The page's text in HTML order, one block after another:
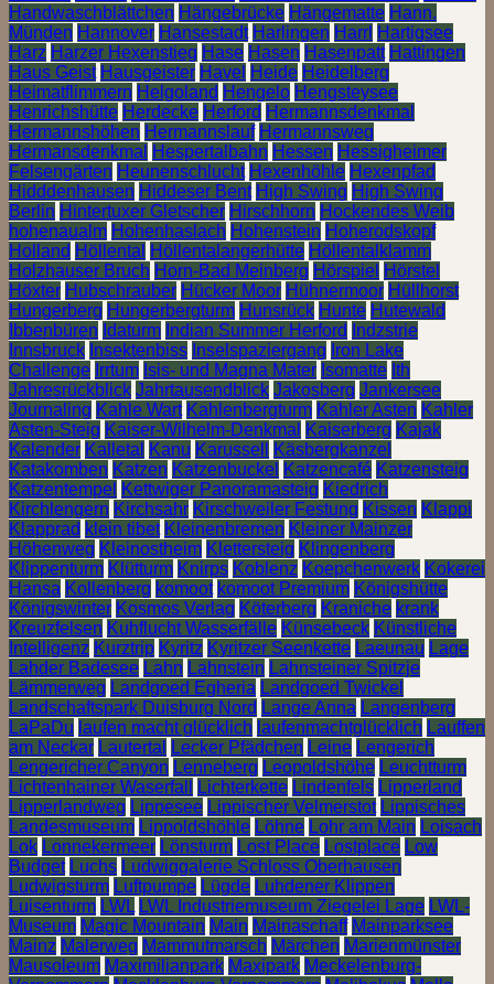
Handwaschblättchen Hängebrücke Hängematte Hann.
Münden Hannover Hansestadt Harlingen Harrl Hartigsee
Harz Harzer Hexenstieg Hase Hasen Hasenpatt Hattingen
Haus Geist Hausgeister Havel Heide Heidelberg
Heimatflimmern Helgoland Hengelo Hengsteysee
Henrichshütte Herdecke Herford Hermannsdenkmal
Hermannshöhen Hermannslauf Hermannsweg
Hermansdenkmal
Hespertalbahn Hessen Hessigheimer
Felsengärten Heunenschlucht Hexenhöhle Hexenpfad
Hidddenhausen Hiddeser Bent High Swing High Swing
Berlin Hintertuxer Gletscher Hirschhorn Hockendes Weib
hohenaualm Hohenhaslach Hohenstein Hoherodskopf
Holland Höllental Höllentalangerhütte Höllentalklamm
Holzhauser Bruch Horn-Bad Meinberg Hörspiel Hörstel
Höxter Hubschrauber Hücker Moor Hühnermoor Hüllhorst
Hungerberg Hungerbergturm Hunsrück Hunte Hutewald
Ibbenbüren Idaturm Indian Summer Herford
Indzstrie
Innsbruck Insektenbiss Inselspaziergang Iron Lake
Challenge Irrtum Isis- und Magna Mater Isomatte Ith
Jahresrückblick Jahrtausendblick Jakosberg Jankersee
Journaling Kahle Wart Kahlenbergturm Kahler Asten Kahler
Asten-Steig Kaiser-Wilhelm-Denkmal Kaiserberg Kajak
Kalender Kalletal Kanu Karussell
Käsbergkanzel
Katakomben Katzen Katzenbuckel Katzencafé Katzensteig
Katzentempel Kettwiger Panoramasteig Kiedrich
Kirchlengern Kirchsahr Kirschweiler Festung Kissen Klappi
Klapprad klein tibet Kleinenbremen Kleiner Mainzer
Höhenweg Kleinostheim Klettersteig Klingenberg
Klippenturm Klütturm Knirps Koblenz Koepchenwerk Kokerei
Hansa Kollenberg komoot komoot Premium Königshütte
Königswinter Kosmos Verlag Köterberg Kraniche krank
Kreuzfelsen Kuhflucht Wasserfälle Künsebeck Künstliche
Intelligenz Kurztrip Kyritz Kyritzer Seenkette Laeunau Lage
Lahder Badesee Lahn Lahnstein Lahnsteiner Spitzje
Lämmerweg Landgoed Egheria Landgoed Twickel
Landschaftspark Duisburg Nord Lange Anna Langenberg
LaPaDu laufen macht glücklich laufenmachtglücklich Lauffen
am Neckar Lautertal Lecker Pfädchen Leine Lengerich
Lengericher Canyon Lenneberg Leopoldshöhe Leuchtturm
Lichtenhainer Waserfall
Lichterkette Lindenfels Lipperland
Lipperlandweg Lippesee Lippischer Velmerstot Lippisches
Landesmuseum Lippoldshöhle Löhne Lohr am Main Loisach
Lok Lonnekermeer Lönsturm Lost Place Lostplace Low
Budget Luchs Ludwiggalerie Schloss Oberhausen
Ludwigsturm Luftpumpe Lügde Luhdener Klippen
Luisenturm LWL LWL Industriemuseum Ziegelei Lage LWL-
Museum Magic Mountain Main Mainaschaff Mainparksee
Mainz Malerweg Mammutmarsch Märchen Marienmünster
Mausoleum Maximilianpark Maxipark Meckelenburg-